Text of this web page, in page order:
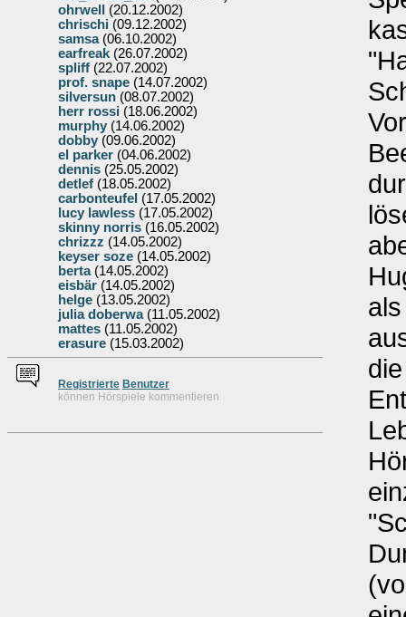
ohrwell
(20.12.2002)
chrischi (09.12.2002)
samsa(06.10.2002)
earfreak (26.07.2002)
spliff (22.07.2002)
prof. snape (14.07.2002)
silversun (08.07.2002)
herr rossi (18.06.2002)
murphy (14.06.2002)
dobby (09.06.2002)
el parker (04.06.2002)
dennis (25.05.2002)
detlef (18.05.2002)
carbonteufel (17.05.2002)
lucy lawless (17.05.2002)
skinny norris (16.05.2002)
chrizzz (14.05.2002)
keyser soze (14.05.2002)
berta(14.05.2002)
eisbär (14.05.2002)
helge (13.05.2002)
julia doberwa(11.05.2002)
mattes (11.05.2002)
erasure (15.03.2002)
Registrierte Benutzer
können Hörspiele kommentieren